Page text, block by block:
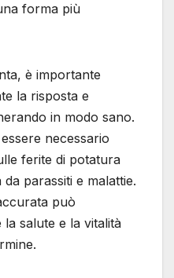
forma più
è importante
la risposta e
in modo sano.
necessario
ferite di potatura
parassiti e malattie.
può
salute e la vitalità